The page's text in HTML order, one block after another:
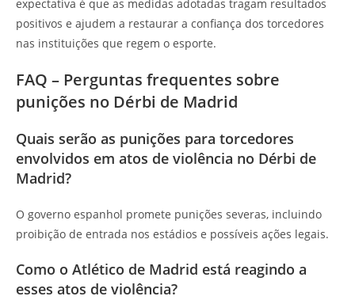
expectativa é que as medidas adotadas tragam resultados
positivos e ajudem a restaurar a confiança dos torcedores
nas instituições que regem o esporte.
FAQ – Perguntas frequentes sobre
punições no Dérbi de Madrid
Quais serão as punições para torcedores
envolvidos em atos de violência no Dérbi de
Madrid?
O governo espanhol promete punições severas, incluindo
proibição de entrada nos estádios e possíveis ações legais.
Como o Atlético de Madrid está reagindo a
esses atos de violência?